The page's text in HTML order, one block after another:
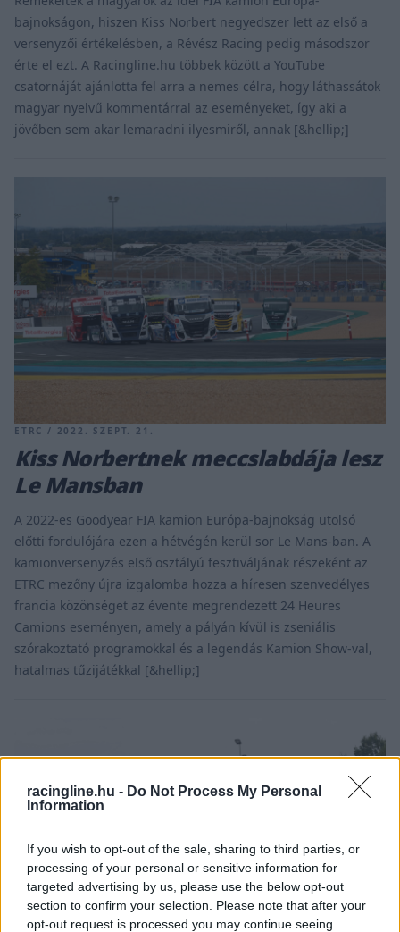
racingline.hu - Do Not Process My Personal
Information
If you wish to opt-out of the sale, sharing to third parties, or
processing of your personal or sensitive information for
targeted advertising by us, please use the below opt-out
section to confirm your selection. Please note that after your
opt-out request is processed you may continue seeing
bajnokságon, hiszen Kiss Norbert negyedszer lett az első a
versenyzői értékelésben, a Révész Racing pedig másodszor
érte el ezt. A Racingline.hu többek között a YouTube
csatornáját ajánlotta fel arra a nemes célra, hogy láthassátok
magyar nyelvű kommentárral az eseményeket, így aki a
jövőben sem akar lemaradni ilyesmiről, annak [&hellip;]
ETRC / 2022. SZEPT. 21.
Kiss Norbertnek meccslabdája lesz
Le Mansban
A 2022-es Goodyear FIA kamion Európa-bajnokság utolsó
előtti fordulójára ezen a hétvégén kerül sor Le Mans-ban. A
kamionversenyzés első osztályú fesztiváljának részeként az
ETRC mezőny újra izgalomba hozza a híresen szenvedélyes
francia közönséget az évente megrendezett 24 Heures
Camions eseményen, amely a pályán kívül is zseniális
szórakoztató programokkal és a legendás Kamion Show-val,
hatalmas tűzijátékkal [&hellip;]